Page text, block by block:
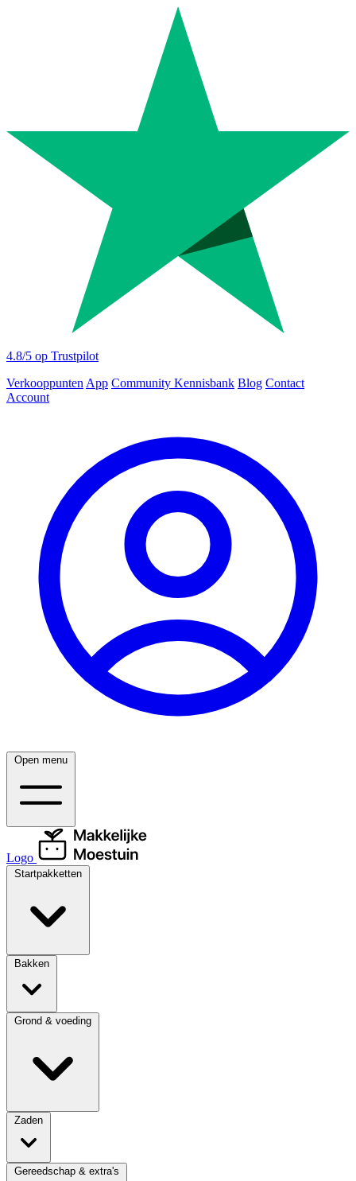
4.8/5 op Trustpilot
Verkooppunten App Community Kennisbank Blog Contact
Account
Open menu
Logo
Startpakketten
Bakken
Grond & voeding
Zaden
Gereedschap & extra's